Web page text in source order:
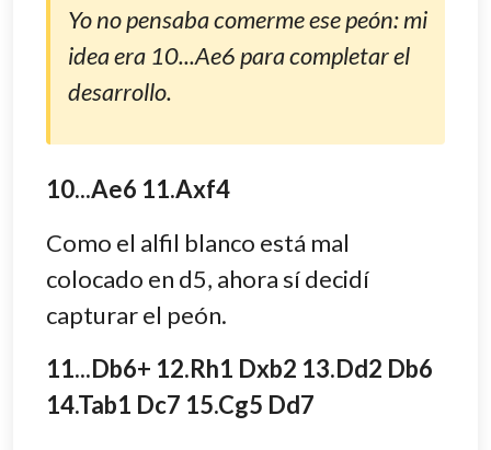
Yo no pensaba comerme ese peón: mi
idea era 10...Ae6 para completar el
desarrollo.
10...Ae6 11.Axf4
Como el alfil blanco está mal
colocado en d5, ahora sí decidí
capturar el peón.
11...Db6+ 12.Rh1 Dxb2 13.Dd2 Db6
14.Tab1 Dc7 15.Cg5 Dd7